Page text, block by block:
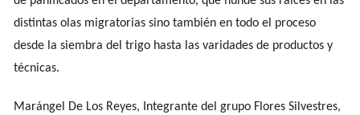
distintas olas migratorias sino también en todo el proceso
desde la siembra del trigo hasta las varidades de productos y
técnicas.
Marángel De Los Reyes, Integrante del grupo Flores Silvestres,